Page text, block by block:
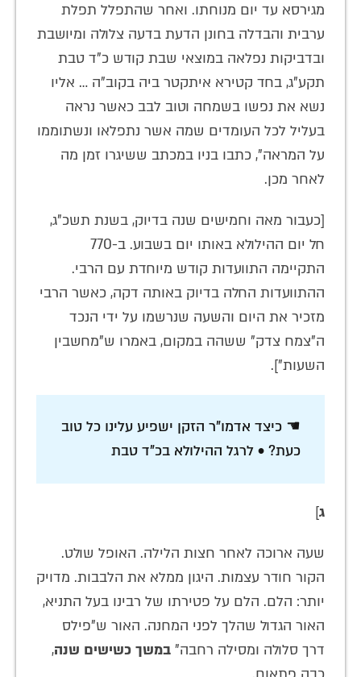
מגירסא עד יום מנוחתו. ואחר שהתפלל תפלת
ערבית והבדלה בחונן הדעת בדעה צלולה ומיושבת
ובדביקות נפלאה במוצאי שבת קודש כ"ד טבת
תקע"ג, בחד קטירא איתקטר ביה בקוב"ה … אליו
נשא את נפשו בשמחה וטוב לבב כאשר נראה
בעליל לכל העומדים שמה אשר נתפלאו ונשתוממו
על המראה", כתבו בניו במכתב ששיגרו זמן מה
לאחר מכן.
[כעבור מאה וחמישים שנה בדיוק, בשנת תשכ"ג,
חל יום ההילולא באותו יום בשבוע. ב-‏770
התקיימה התוועדות קודש מיוחדת עם הרבי.
ההתוועדות החלה בדיוק באותה דקה, כאשר הרבי
מזכיר את היום והשעה שנרשמו על ידי הנכד
ה"צמח צדק" ששהה במקום, באמרו ש"מחשבין
השעות"].
☚ כיצד אדמו"ר הזקן ישפיע עלינו כל טוב
כעת? • לרגל ההילולא בכ"ד טבת
ג]
שעה ארוכה לאחר חצות הלילה. האופל שולט.
הקור חודר עצמות. היגון ממלא את הלבבות. מדויק
יותר: הלם. הלם על פטירתו של רבינו בעל התניא,
האור הגדול שהלך לפני המחנה. האור ש"פילס
דרך סלולה ומסילה רחבה" במשך כשישים שנה,